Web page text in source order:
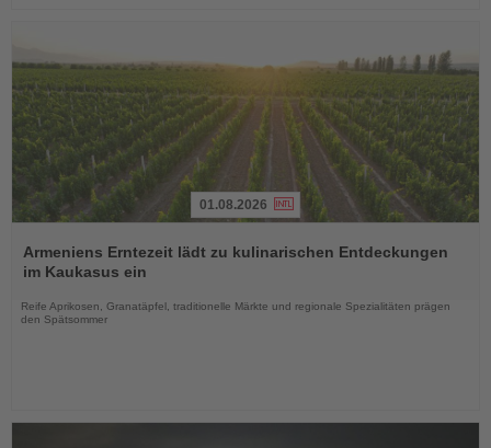
Sie
die
01.08.2026
Armeniens Erntezeit lädt zu kulinarischen Entdeckungen
im Kaukasus ein
Reife Aprikosen, Granatäpfel, traditionelle Märkte und regionale Spezialitäten prägen
den Spätsommer